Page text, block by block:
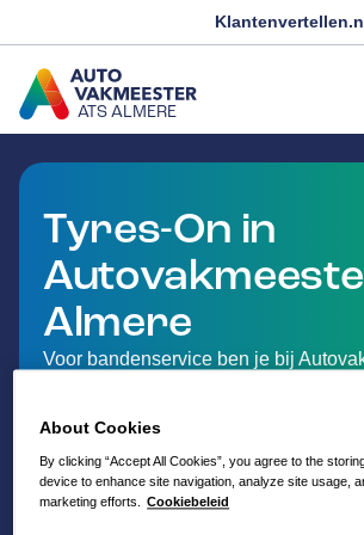
ATS ALMERE
GA NAAR DE HOMEPAGINA
Tyres-On in
Almere
Voor bandenservice ben je bij
Almere in Almere aan het juiste
zodat er altijd een autoband is die
jouw rijstijl en gebruik.
About Cookies
By clicking “Accept All Cookies”, you agree to the
device to enhance site navigation, analyze site usage,
marketing efforts.
Cookiebeleid